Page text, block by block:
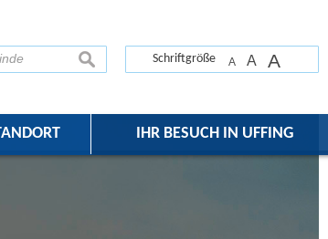
Schriftgröße A A A
suchen
IHR BESUCH IN UFFING